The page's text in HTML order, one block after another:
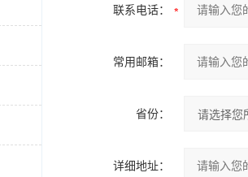
联系电话：
常用邮箱：
省份：
详细地址：